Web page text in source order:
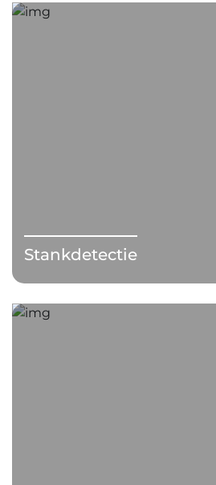
Stankdetectie